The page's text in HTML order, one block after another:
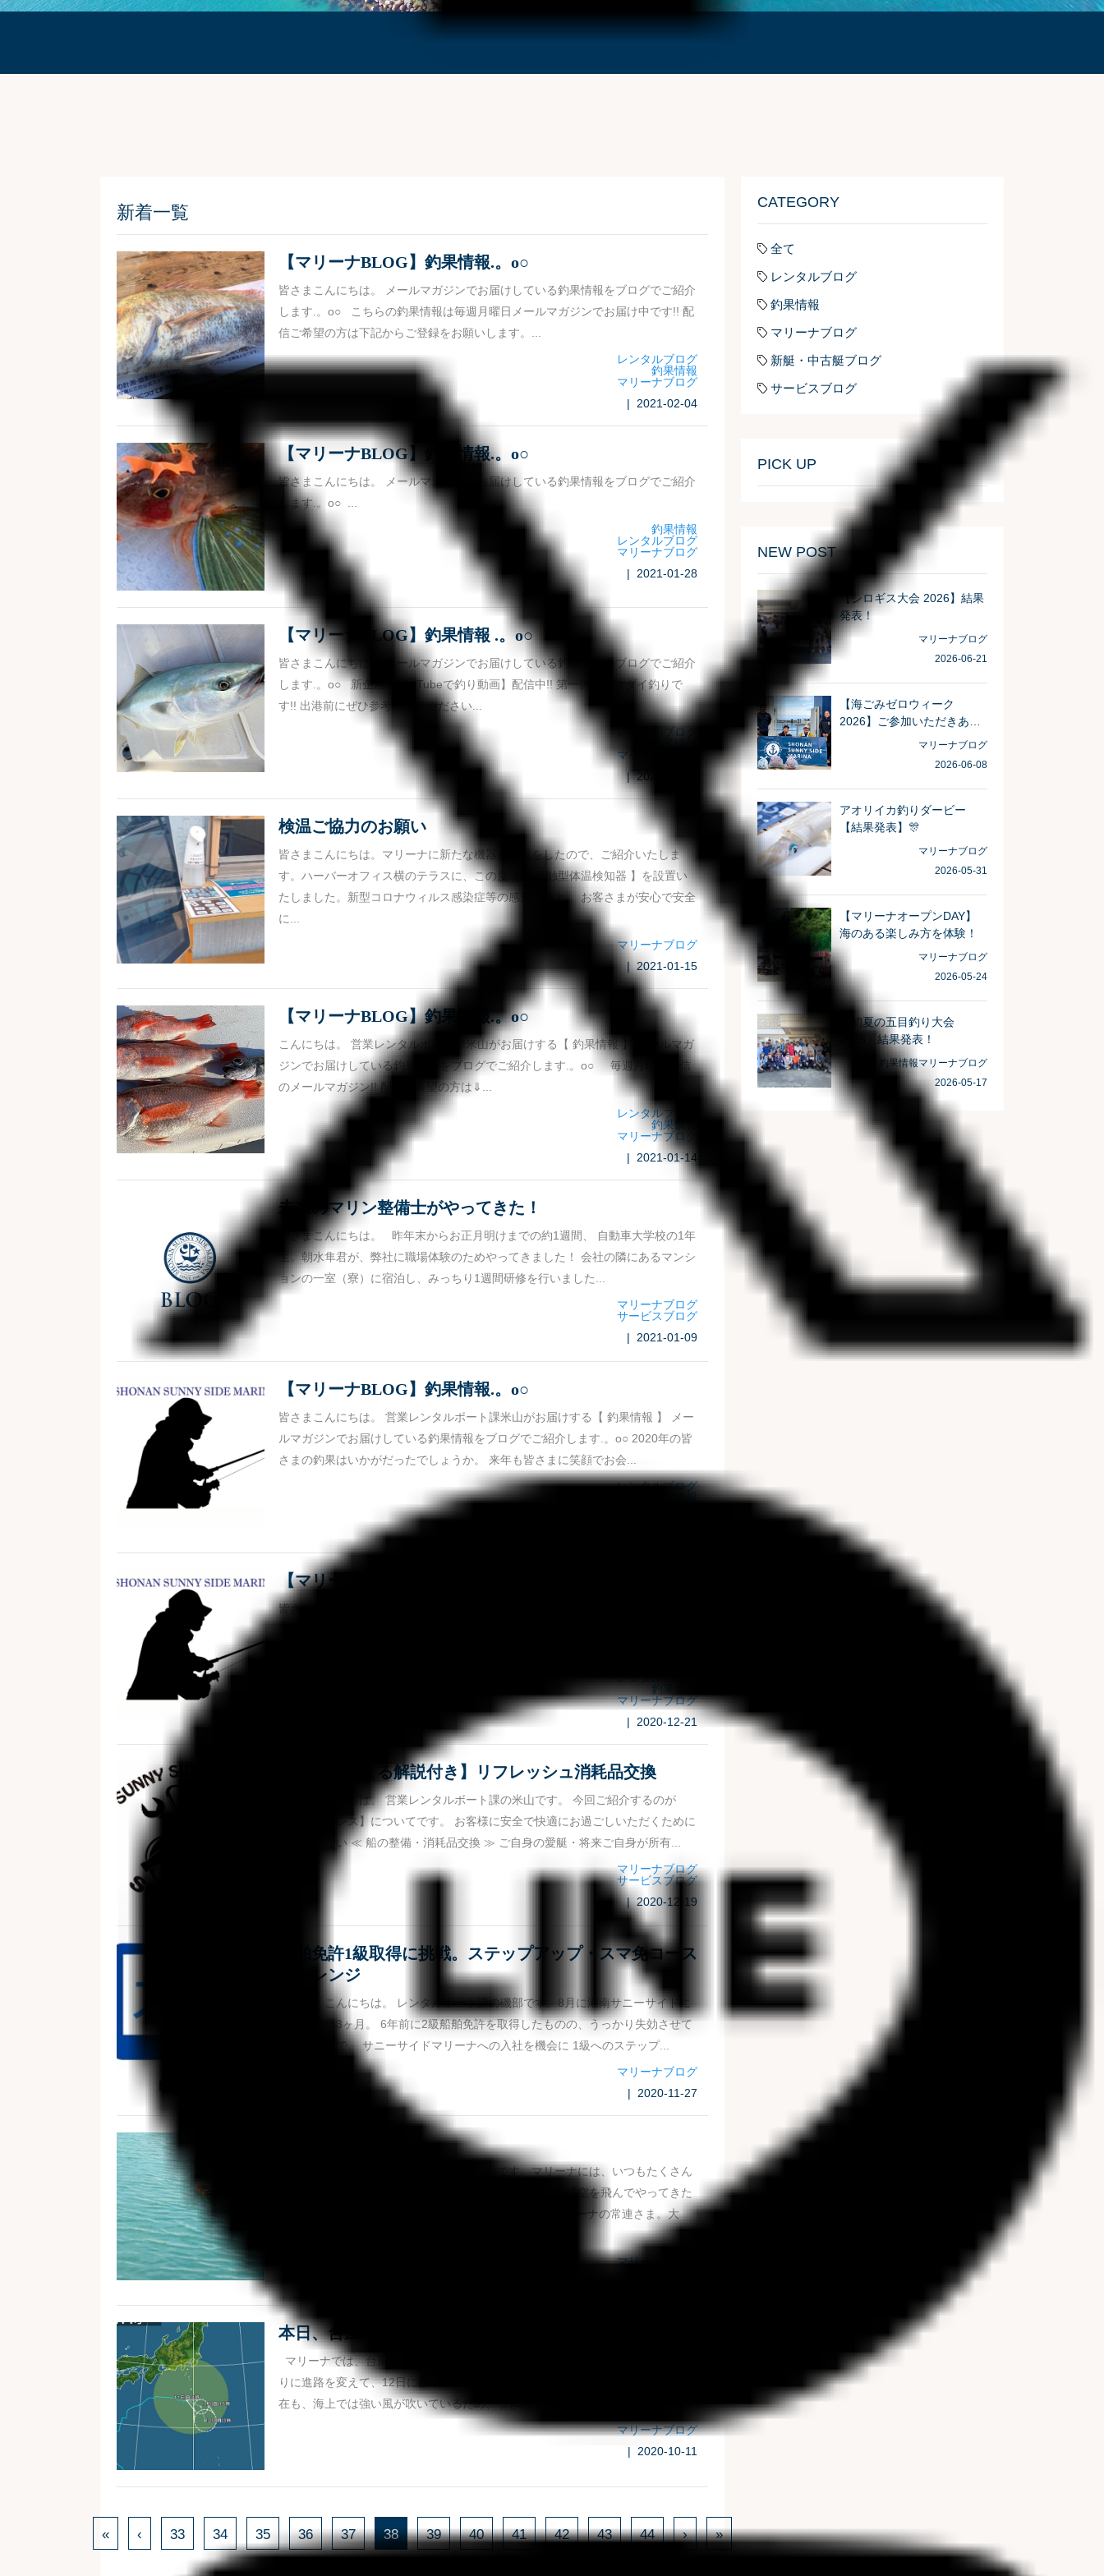
新着一覧
【マリーナBLOG】釣果情報.。o○
皆さまこんにちは。 メールマガジンでお届けしている釣果情報をブログでご紹介
します.。o○ こちらの釣果情報は毎週月曜日メールマガジンでお届け中です!! 配
信ご希望の方は下記からご登録をお願いします。...
レンタルブログ
釣果情報
マリーナブログ
| 2021-02-04
【マリーナBLOG】釣果情報.。o○
皆さまこんにちは。 メールマガジンでお届けしている釣果情報をブログでご紹介
します.。o○ ...
釣果情報
レンタルブログ
マリーナブログ
| 2021-01-28
【マリーナBLOG】釣果情報 .。o○
皆さまこんにちは。 メールマガジンでお届けしている釣果情報をブログでご紹介
します.。o○ 新企画【YouTubeで釣り動画】配信中!! 第一弾はアマダイ釣りで
す!! 出港前にぜひ参考にしてください...
レンタルブログ
マリーナブログ
| 2021-01-21
検温ご協力のお願い
皆さまこんにちは。マリーナに新たな機器を設置をしたので、ご紹介いたしま
す。ハーバーオフィス横のテラスに、この度【 非接触型体温検知器 】を設置い
たしました。新型コロナウィルス感染症等の感染予防と、 お客さまが安心で安全
に...
マリーナブログ
| 2021-01-15
【マリーナBLOG】釣果情報.。o○
こんにちは。 営業レンタルボート課米山がお届けする【 釣果情報 】 メールマガ
ジンでお届けしている釣果情報をブログでご紹介します.。o○ 毎週月曜日配信
のメールマガジン!! 配信ご希望の方は⇓...
レンタルブログ
釣果情報
マリーナブログ
| 2021-01-14
未来のマリン整備士がやってきた！
皆さまこんにちは。 昨年末からお正月明けまでの約1週間、 自動車大学校の1年
生。朝水隼君が、弊社に職場体験のためやってきました！ 会社の隣にあるマンシ
ョンの一室（寮）に宿泊し、みっちり1週間研修を行いました...
マリーナブログ
サービスブログ
| 2021-01-09
【マリーナBLOG】釣果情報.。o○
皆さまこんにちは。 営業レンタルボート課米山がお届けする【 釣果情報 】 メー
ルマガジンでお届けしている釣果情報をブログでご紹介します.。o○ 2020年の皆
さまの釣果はいかがだったでしょうか。 来年も皆さまに笑顔でお会...
レンタルブログ
釣果情報
【マリーナBLOG】釣果情報.。o○
皆さまこんにちは。 営業レンタルボート課米山がお届けする【 最新釣果情報 】
釣果情報
マリーナブログ
| 2020-12-21
【技術者による解説付き】リフレッシュ消耗品交換
皆さまこんにちは。 営業レンタルボート課の米山です。 今回ご紹介するのが
【メンテナンス】についてです。 お客様に安全で快適にお過ごしいただくために
は欠かせない ≪ 船の整備・消耗品交換 ≫ ご自身の愛艇・将来ご自身が所有...
マリーナブログ
サービスブログ
| 2020-12-19
船舶免許1級取得に挑戦。ステップアップ・スマ免コース
チャレンジ
皆さま。こんにちは。 レンタルボート課の磯部です。8月に湘南サニーサイドに
入社して早3ヶ月。 6年前に2級船舶免許を取得したものの、うっかり失効させて
いましたので、 サニーサイドマリーナへの入社を機会に 1級へのステップ...
マリーナブログ
| 2020-11-27
空から来たお客さま。
こんにちは。営業レンタルボート課の米山です。マリーナには、いつもたくさん
のお客さまがご来場されますが今回ご紹介するのは何と【空を飛んでやってきた
お客さま】 カモです!!どこからかやってきて、今ではマリーナの常連さま。大
マリーナブログ
本日、台風対策を解除しています
マリーナでは、台風14号による大きな被害はありませんでした。 台風は南よ
りに進路を変えて、12日には小笠原諸島近海で熱帯低気圧に変わる予報です。 現
在も、海上では強い風が吹いているため、引き続...
マリーナブログ
| 2020-10-11
« ‹ 33 34 35 36 37 38 39 40 41 42 43 44 › »
CATEGORY
全て
レンタルブログ
釣果情報
マリーナブログ
新艇・中古艇ブログ
サービスブログ
PICK UP
NEW POST
【シロギス大会 2026】結果
発表！
マリーナブログ
2026-06-21
【海ごみゼロウィーク
2026】ご参加いただきあり
がとうございました！マリーナブログ
2026-06-08
アオリイカ釣りダービー
【結果発表】🎊
マリーナブログ
2026-05-31
【マリーナオープンDAY】
海のある楽しみ方を体験！
マリーナブログ
2026-05-24
「初夏の五目釣り大会
2026」結果発表！
釣果情報マリーナブログ
2026-05-17